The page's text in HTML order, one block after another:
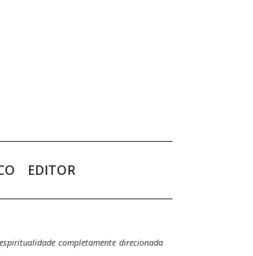
EDITOR
completamente direcionada